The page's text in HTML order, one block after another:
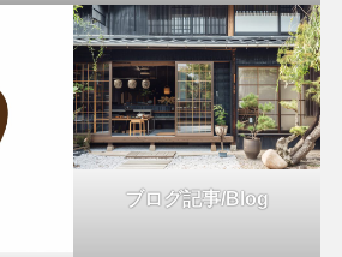
ブログ記事/Blog